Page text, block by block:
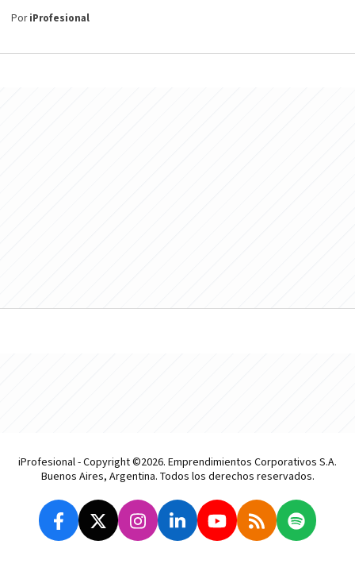
PoriProfesional
iProfesional - Copyright ©2026. Emprendimientos Corporativos S.A.
Buenos Aires, Argentina. Todos los derechos reservados.